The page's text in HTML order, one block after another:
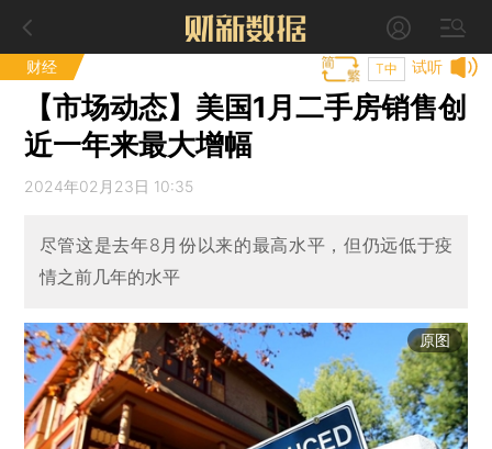
财经 试听
T中
【市场动态】美国1月二手房销售创
近一年来最大增幅
2024年02月23日 10:35
尽管这是去年8月份以来的最高水平，但仍远低于疫
情之前几年的水平
原图